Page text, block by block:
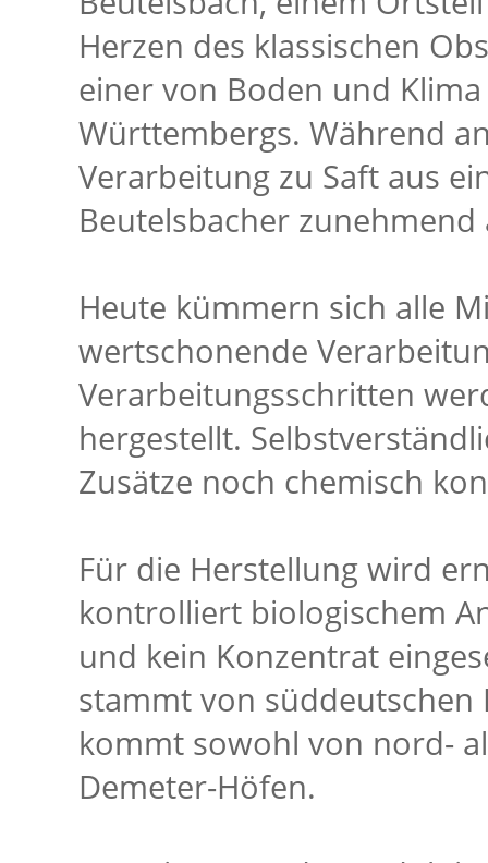
Herzen des klassischen
einer von Boden und
Württembergs. Während
Verarbeitung zu Saft aus
Beutelsbacher
Heute kümmern sich alle
wertschonende
Verarbeitungsschritten
hergestellt.
Zusätze noch chemisch
Für die Herstellung wird
kontrolliert biologischem
und kein Konzentrat
stammt von süddeutschen
kommt sowohl von nord-
Demeter-Höfen.